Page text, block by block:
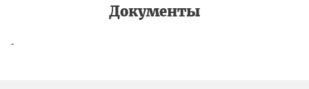
Документы
-